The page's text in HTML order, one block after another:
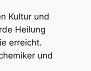
Kultur und
Heilung
erreicht.
und